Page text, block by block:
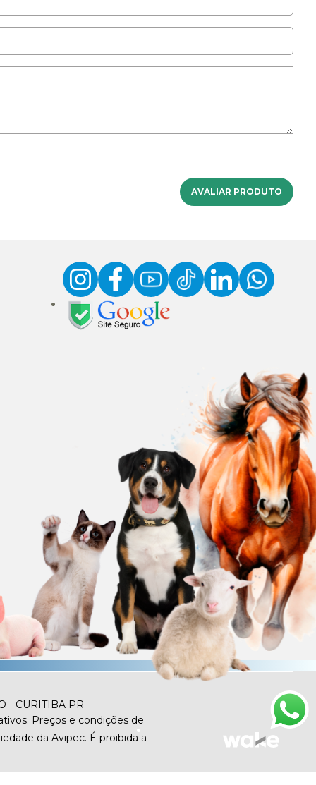
AVALIAR PRODUTO
- CURITIBA PR
Preços e condições de
da Avipec. É proibida a